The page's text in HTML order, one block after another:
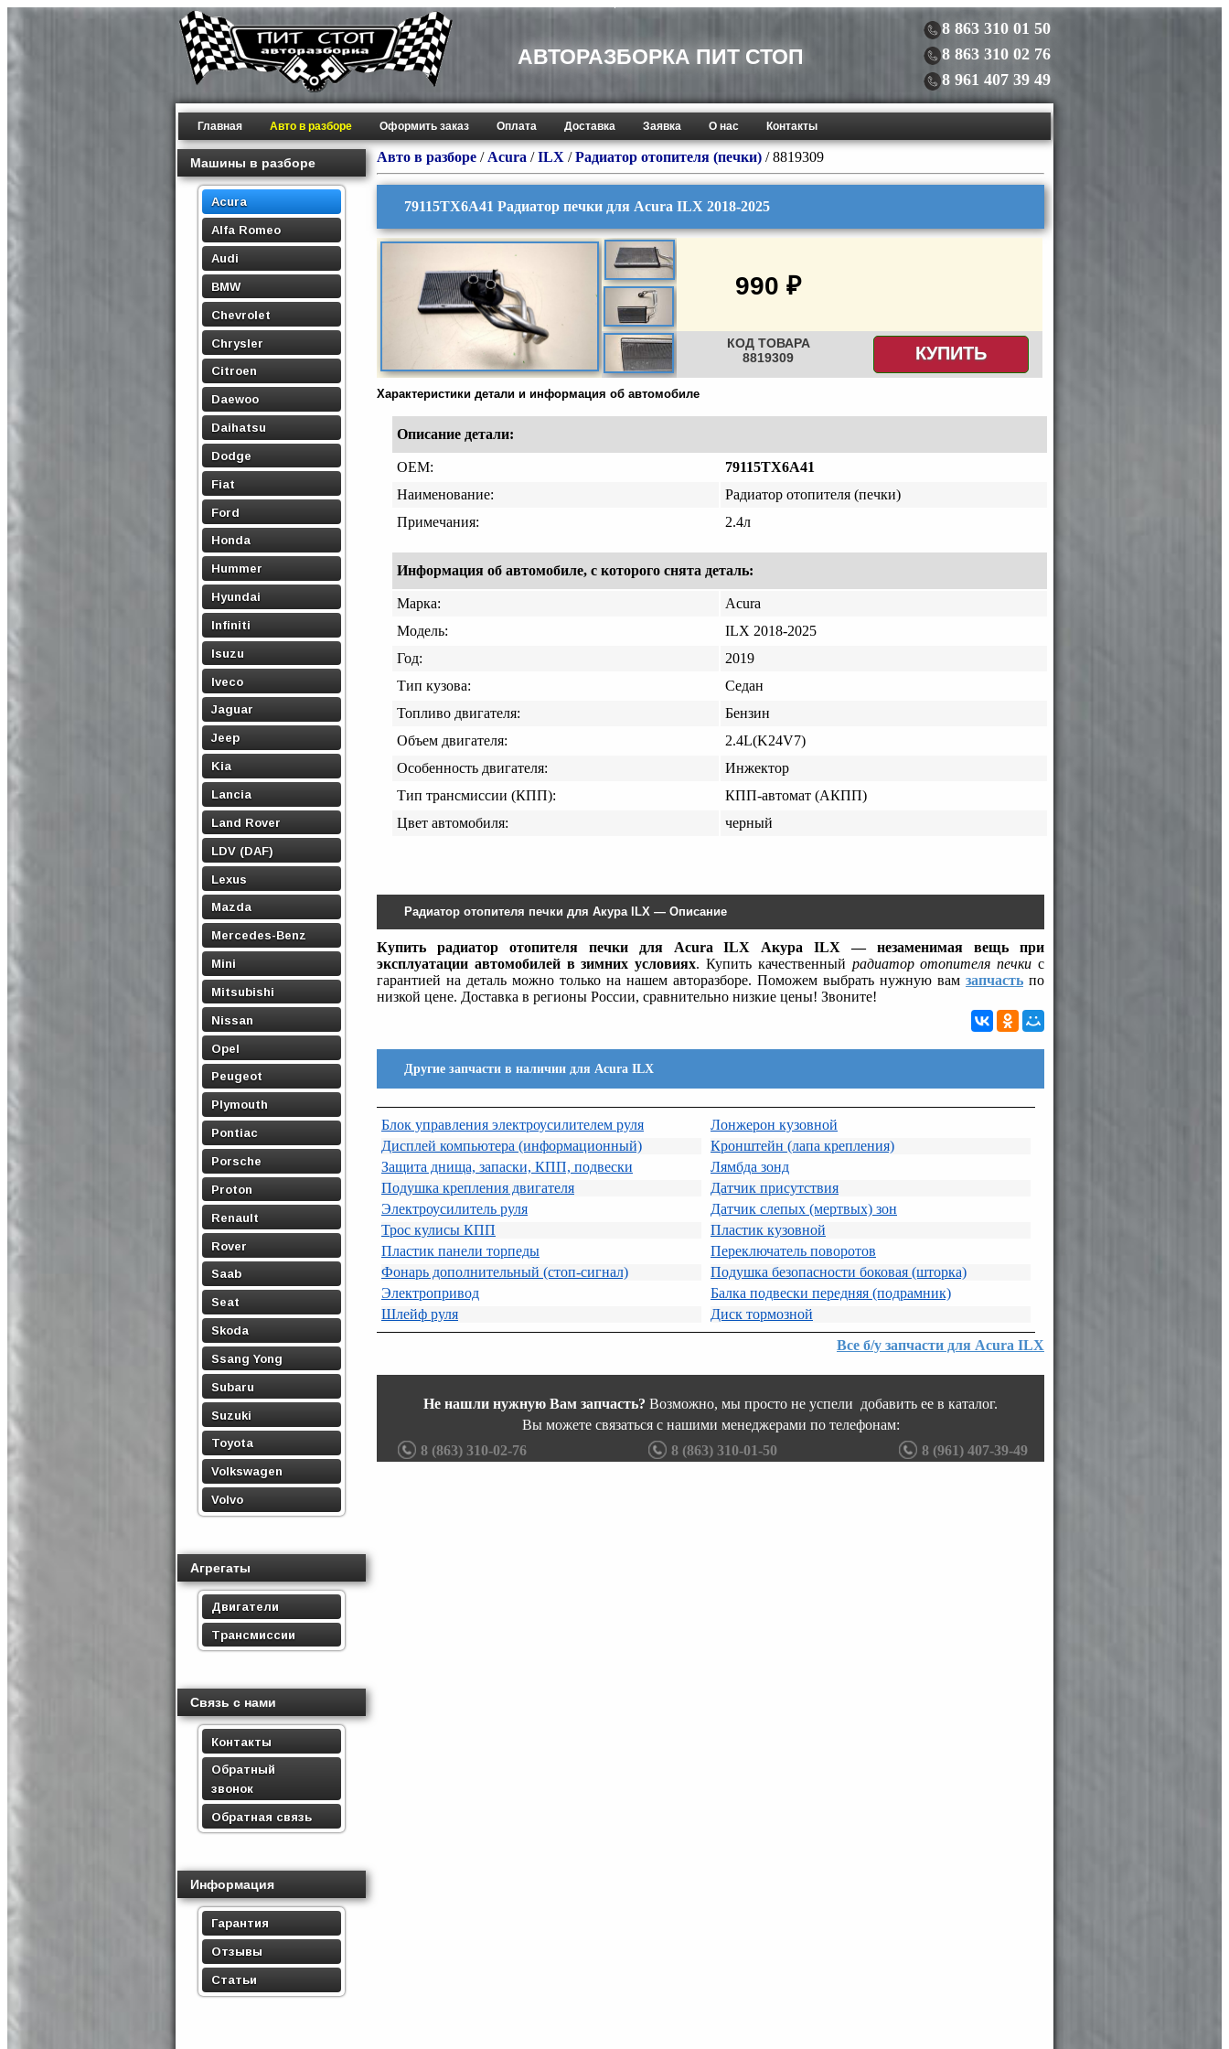
АВТОРАЗБОРКА ПИТ СТОП
8 863 310 01 50
8 863 310 02 76
8 961 407 39 49
Главная Авто в разборе Оформить заказ Оплата Доставка Заявка О нас Контакты
Машины в разборе
Acura
Alfa Romeo
Audi
BMW
Chevrolet
Chrysler
Citroen
Daewoo
Daihatsu
Dodge
Fiat
Ford
Honda
Hummer
Hyundai
Infiniti
Isuzu
Iveco
Jaguar
Jeep
Kia
Lancia
Land Rover
LDV (DAF)
Lexus
Mazda
Mercedes-Benz
Mini
Mitsubishi
Nissan
Opel
Peugeot
Plymouth
Pontiac
Porsche
Proton
Renault
Rover
Saab
Seat
Skoda
Ssang Yong
Subaru
Suzuki
Toyota
Volkswagen
Volvo
Агрегаты
Двигатели
Трансмиссии
Связь с нами
Контакты
Обратный
звонок
Обратная связь
Информация
Гарантия
Отзывы
Статьи
Авто в разборе / Acura /ILX /Радиатор отопителя (печки) / 8819309
79115TX6A41 Радиатор печки для Acura ILX 2018-2025
990 ₽
КОД ТОВАРА
8819309
КУПИТЬ
Характеристики детали и информация об автомобиле
Описание детали:
OEM:
79115TX6A41
Наименование:
Радиатор отопителя (печки)
Примечания:
2.4л
Информация об автомобиле, с которого снята деталь:
Марка:
Acura
Модель:
ILX 2018-2025
Год:
2019
Тип кузова:
Седан
Топливо двигателя:
Бензин
Объем двигателя:
2.4L(K24V7)
Особенность двигателя:
Инжектор
Тип трансмиссии (КПП):
КПП-автомат (АКПП)
Цвет автомобиля:
черный
Радиатор отопителя печки для Акура ILX — Описание
Купить радиатор отопителя печки для Acura ILX Акура ILX — незаменимая вещь при
эксплуатации автомобилей в зимних условиях. Купить качественный радиатор отопителя печки с
гарантией на деталь можно только на нашем авторазборе. Поможем выбрать нужную вам запчасть по
низкой цене. Доставка в регионы России, сравнительно низкие цены! Звоните!
Другие запчасти в наличии для Acura ILX
Блок управления электроусилителем руля
Дисплей компьютера (информационный)
Защита днища, запаски, КПП, подвески
Подушка крепления двигателя
Электроусилитель руля
Трос кулисы КПП
Пластик панели торпеды
Фонарь дополнительный (стоп-сигнал)
Электропривод
Шлейф руля
Лонжерон кузовной
Кронштейн (лапа крепления)
Лямбда зонд
Датчик присутствия
Датчик слепых (мертвых) зон
Пластик кузовной
Переключатель поворотов
Подушка безопасности боковая (шторка)
Балка подвески передняя (подрамник)
Диск тормозной
Все б/у запчасти для Acura ILX
Не нашли нужную Вам запчасть? Возможно, мы просто не успели добавить ее в каталог.
Вы можете связаться с нашими менеджерами по телефонам:
8 (863) 310-02-76
8 (863) 310-01-50 8 (961) 407-39-49